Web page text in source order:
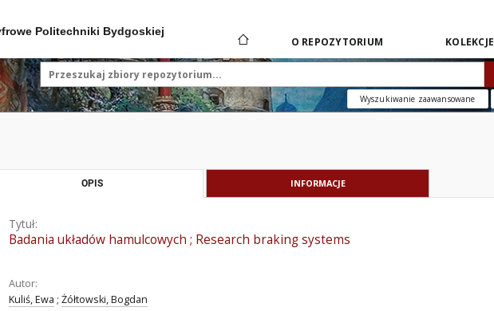
Politechniki Bydgoskiej
O REPOZYTORIUM KOLEKCJE
Wyszukiwanie zaawansowane
OPIS INFORMACJE
Tytuł:
Badania układów hamulcowych ; Research braking systems
Autor:
Kuliś, Ewa ; Żółtowski, Bogdan